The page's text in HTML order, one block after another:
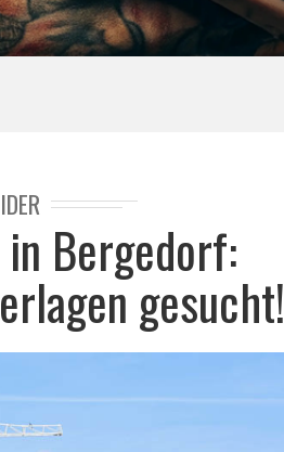
Bergedorf:
gesucht!